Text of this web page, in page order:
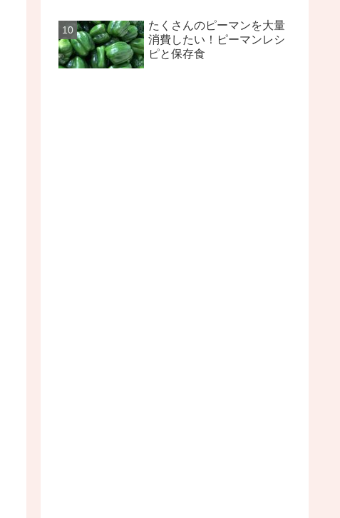
たくさんのピーマンを大量
消費したい！ピーマンレシ
ピと保存食